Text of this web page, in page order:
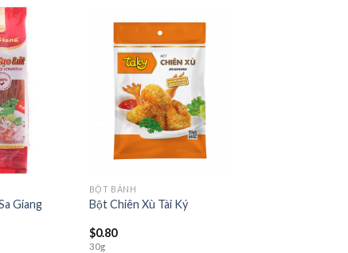
Giang
wishlist
BỘT BÁNH
Bột Chiên Xù Tài Ký
$0.80
30g